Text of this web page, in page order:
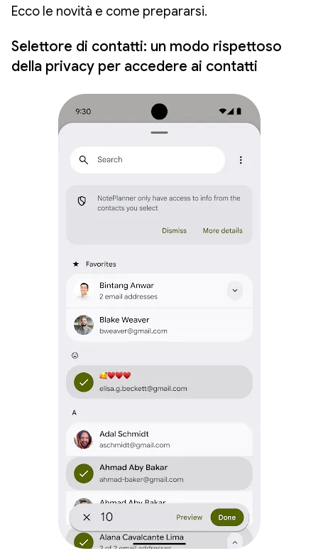
Ecco le novità e come prepararsi.
Selettore di contatti: un modo rispettoso
della privacy per accedere ai contatti